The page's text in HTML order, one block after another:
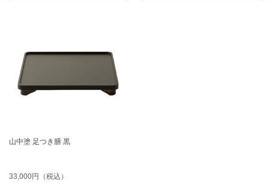
山中塗 足つき膳 黒
33,000円（税込）